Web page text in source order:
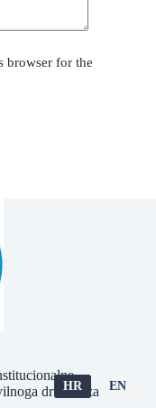
HR EN
browser for the
društva za